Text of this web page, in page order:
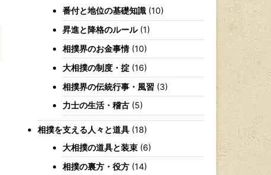
番付と地位の基礎知識 (10)
昇進と降格のルール(1)
相撲界のお金事情(10)
大相撲の制度・掟 (16)
相撲界の伝統行事・風習 (3)
力士の生活・稽古 (5)
相撲を支える人々と道具 (18)
大相撲の道具と装束 (6)
相撲の裏方・役方 (14)